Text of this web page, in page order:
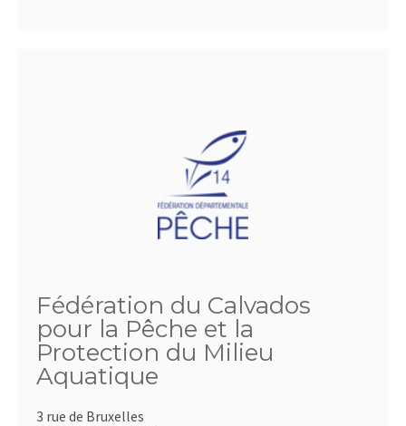
Fédération du Calvados
pour la Pêche et la
Protection du Milieu
Aquatique
3 rue de Bruxelles